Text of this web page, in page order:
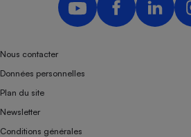
Nous contacter
Données personnelles
Plan du site
Newsletter
Conditions générales